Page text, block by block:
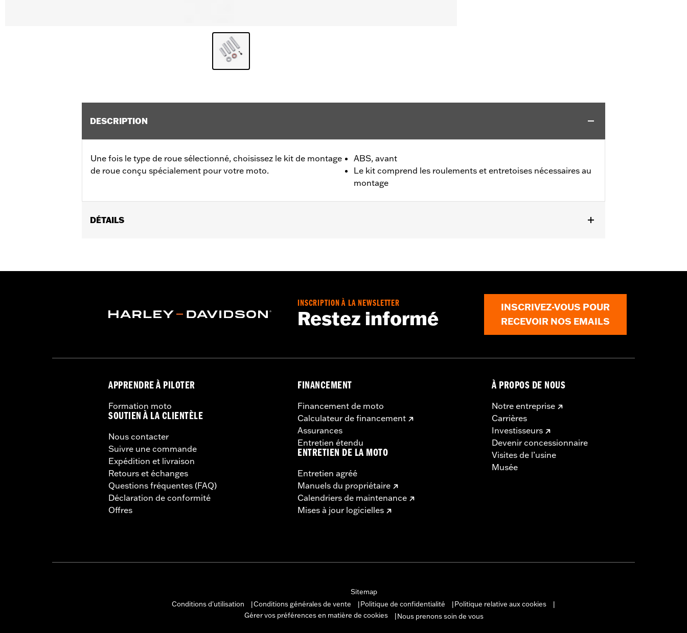
DESCRIPTION
Une fois le type de roue sélectionné, choisissez le kit de montage
de roue conçu spécialement pour votre moto.
ABS, avant
Le kit comprend les roulements et entretoises nécessaires au
montage
DÉTAILS
Position sur la moto:Avant
www.h-d.com/warrantyfor full details
INSCRIPTION À LA NEWSLETTER
Restez informé
INSCRIVEZ-VOUS POUR
RECEVOIR NOS EMAILS
APPRENDRE À PILOTER
Formation moto
SOUTIEN À LA CLIENTÈLE
Nous contacter
Suivre une commande
Expédition et livraison
Retours et échanges
Questions fréquentes (FAQ)
Déclaration de conformité
Offres
FINANCEMENT
Financement de moto
Calculateur de financement
Assurances
Entretien étendu
ENTRETIEN DE LA MOTO
Entretien agréé
Manuels du propriétaire
Calendriers de maintenance
Mises à jour logicielles
À PROPOS DE NOUS
Notre entreprise
Carrières
Investisseurs
Devenir concessionnaire
Visites de l’usine
Musée
Sitemap
Conditions d'utilisation
Conditions générales de vente Politique de confidentialité Politique relative aux cookies
Gérer vos préférences en matière de cookies
Nous prenons soin de vous